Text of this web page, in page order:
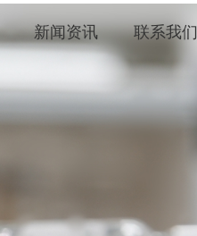
新闻资讯 联系我们